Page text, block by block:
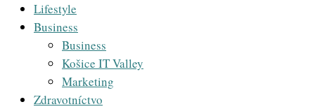
Lifestyle
Business
Business
Košice IT Valley
Marketing
Zdravotníctvo